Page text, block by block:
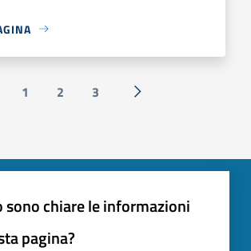
precedente
1 2 3
Successiva »
sono chiare le informazioni
pagina?